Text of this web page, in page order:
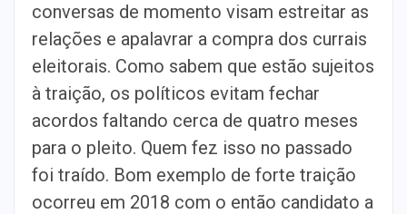
conversas de momento visam estreitar as
relações e apalavrar a compra dos currais
eleitorais. Como sabem que estão sujeitos
à traição, os políticos evitam fechar
acordos faltando cerca de quatro meses
para o pleito. Quem fez isso no passado
foi traído. Bom exemplo de forte traição
ocorreu em 2018 com o então candidato a